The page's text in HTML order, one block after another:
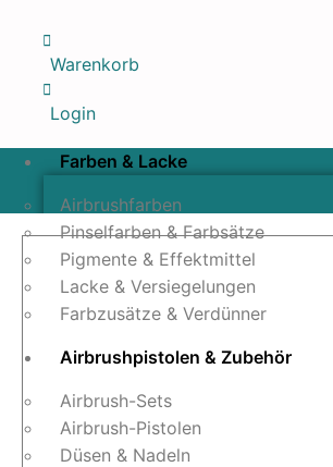
Warenkorb
Login
Farben & Lacke
Airbrushfarben
Pinselfarben & Farbsätze
Pigmente & Effektmittel
Lacke & Versiegelungen
Farbzusätze & Verdünner
Airbrushpistolen & Zubehör
Airbrush-Sets
Airbrush-Pistolen
Düsen & Nadeln